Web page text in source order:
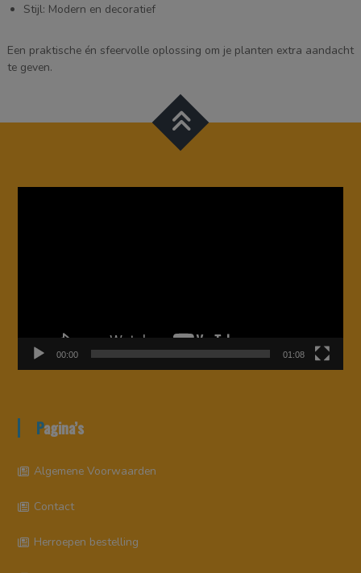
Stijl: Modern en decoratief
Een praktische én sfeervolle oplossing om je planten extra aandacht
te geven.
00:00 01:08
Pagina’s
Algemene Voorwaarden
Contact
Herroepen bestelling